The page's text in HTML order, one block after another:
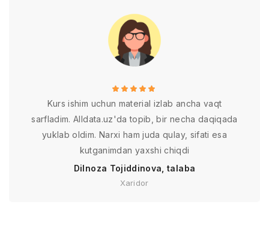
Kurs ishim uchun material izlab ancha vaqt
sarfladim. Alldata.uz'da topib, bir necha daqiqada
yuklab oldim. Narxi ham juda qulay, sifati esa
kutganimdan yaxshi chiqdi
Dilnoza Tojiddinova, talaba
Xaridor